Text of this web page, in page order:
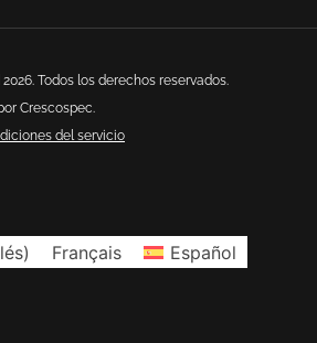
Todos los derechos reservados.
Crescospec.
del servicio
) Français Español